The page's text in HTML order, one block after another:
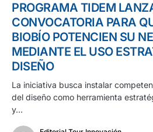
PROGRAMA TIDEM
CONVOCATORIA PARA
BIOBÍO POTENCIEN SU
MEDIANTE EL USO
DISEÑO
La iniciativa busca instalar
del diseño como herramienta
y…